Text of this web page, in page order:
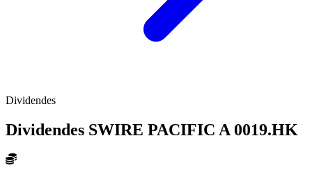
Dividendes
Dividendes SWIRE PACIFIC A 0019.HK